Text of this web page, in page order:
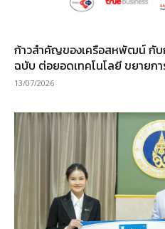
ก้าวสำคัญของเครือสหพัฒน์ กับ
ฉบับ ต่อยอดเทคโนโลยี ขยายกา
13/07/2026